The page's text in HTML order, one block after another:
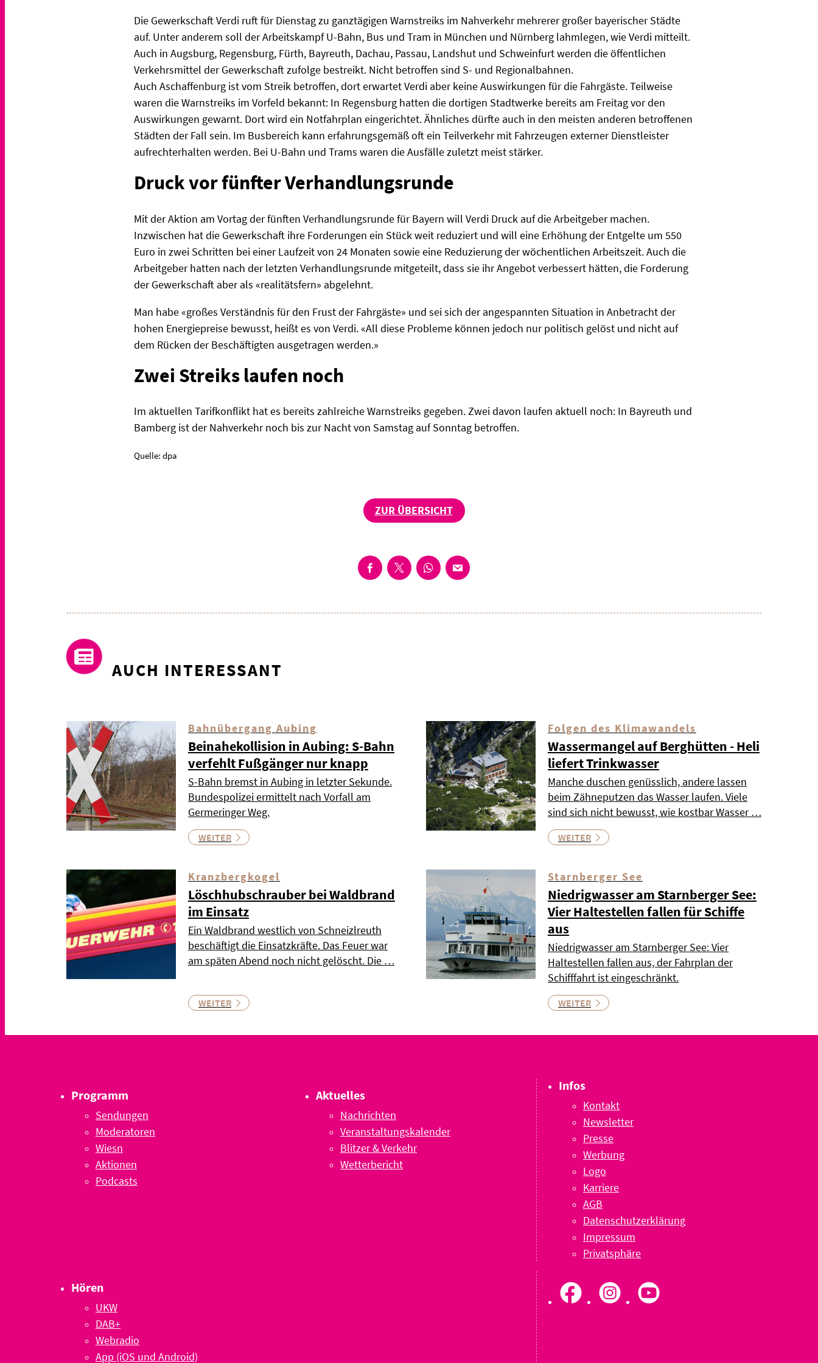
Die Gewerkschaft Verdi ruft für Dienstag zu ganztägigen Warnstreiks im Nahverkehr mehrerer großer bayerischer Städte
auf. Unter anderem soll der Arbeitskampf U-Bahn, Bus und Tram in München und Nürnberg lahmlegen, wie Verdi mitteilt.
Auch in Augsburg, Regensburg, Fürth, Bayreuth, Dachau, Passau, Landshut und Schweinfurt werden die öffentlichen
Verkehrsmittel der Gewerkschaft zufolge bestreikt. Nicht betroffen sind S- und Regionalbahnen.
Auch Aschaffenburg ist vom Streik betroffen, dort erwartet Verdi aber keine Auswirkungen für die Fahrgäste. Teilweise
waren die Warnstreiks im Vorfeld bekannt: In Regensburg hatten die dortigen Stadtwerke bereits am Freitag vor den
Auswirkungen gewarnt. Dort wird ein Notfahrplan eingerichtet. Ähnliches dürfte auch in den meisten anderen betroffenen
Städten der Fall sein. Im Busbereich kann erfahrungsgemäß oft ein Teilverkehr mit Fahrzeugen externer Dienstleister
aufrechterhalten werden. Bei U-Bahn und Trams waren die Ausfälle zuletzt meist stärker.
Druck vor fünfter Verhandlungsrunde
Mit der Aktion am Vortag der fünften Verhandlungsrunde für Bayern will Verdi Druck auf die Arbeitgeber machen.
Inzwischen hat die Gewerkschaft ihre Forderungen ein Stück weit reduziert und will eine Erhöhung der Entgelte um 550
Euro in zwei Schritten bei einer Laufzeit von 24 Monaten sowie eine Reduzierung der wöchentlichen Arbeitszeit. Auch die
Arbeitgeber hatten nach der letzten Verhandlungsrunde mitgeteilt, dass sie ihr Angebot verbessert hätten, die Forderung
der Gewerkschaft aber als «realitätsfern» abgelehnt.
Man habe «großes Verständnis für den Frust der Fahrgäste» und sei sich der angespannten Situation in Anbetracht der
hohen Energiepreise bewusst, heißt es von Verdi. «All diese Probleme können jedoch nur politisch gelöst und nicht auf
dem Rücken der Beschäftigten ausgetragen werden.»
Zwei Streiks laufen noch
Im aktuellen Tarifkonflikt hat es bereits zahlreiche Warnstreiks gegeben. Zwei davon laufen aktuell noch: In Bayreuth und
Bamberg ist der Nahverkehr noch bis zur Nacht von Samstag auf Sonntag betroffen.
Quelle: dpa
ZUR ÜBERSICHT
AUCH INTERESSANT
Bahnübergang Aubing
Beinahekollision in Aubing: S-Bahn
verfehlt Fußgänger nur knapp
S-Bahn bremst in Aubing in letzter Sekunde.
Bundespolizei ermittelt nach Vorfall am
Germeringer Weg.
WEITER
Folgen des Klimawandels
Wassermangel auf Berghütten - Heli
liefert Trinkwasser
Manche duschen genüsslich, andere lassen
beim Zähneputzen das Wasser laufen. Viele
sind sich nicht bewusst, wie kostbar Wasser …
WEITER
Kranzbergkogel
Löschhubschrauber bei Waldbrand
im Einsatz
Ein Waldbrand westlich von Schneizlreuth
beschäftigt die Einsatzkräfte. Das Feuer war
am späten Abend noch nicht gelöscht. Die …
WEITER
Starnberger See
Niedrigwasser am Starnberger See:
Vier Haltestellen fallen für Schiffe
aus
Niedrigwasser am Starnberger See: Vier
Haltestellen fallen aus, der Fahrplan der
Schifffahrt ist eingeschränkt.
WEITER
Programm
Sendungen
Moderatoren
Wiesn
Aktionen
Podcasts
Aktuelles
Nachrichten
Veranstaltungskalender
Blitzer & Verkehr
Wetterbericht
Hören
UKW
DAB+
Webradio
App (iOS und Android)
Infos
Kontakt
Newsletter
Presse
Werbung
Logo
Karriere
AGB
Datenschutzerklärung
Impressum
Privatsphäre